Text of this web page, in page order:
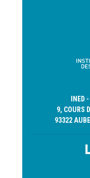
INED
9, COURS
93322